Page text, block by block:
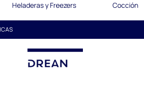
Heladeras y Freezers Cocción